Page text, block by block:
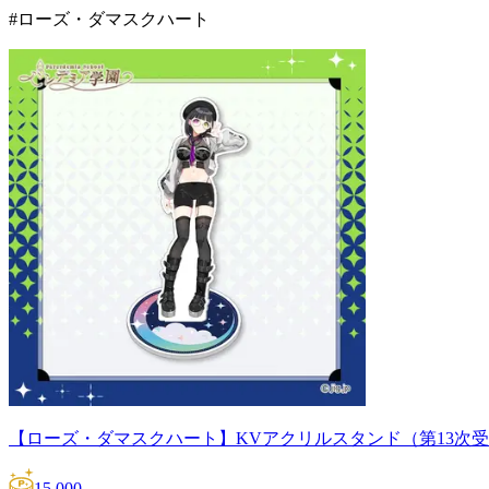
#ローズ・ダマスクハート
【ローズ・ダマスクハート】KVアクリルスタンド（第13次